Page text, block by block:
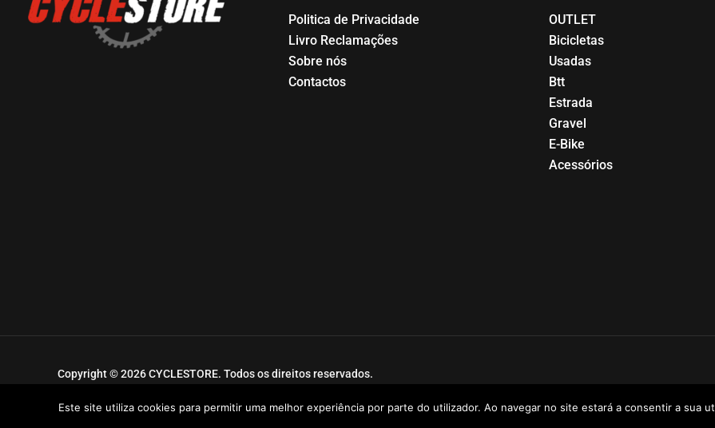
Politica de Privacidade
Livro Reclamações
Sobre nós
Contactos
OUTLET
Bicicletas
Usadas
Btt
Estrada
Gravel
E-Bike
Acessórios
Copyright © 2026 CYCLESTORE. Todos os direitos reservados.
Este site utiliza cookies para permitir uma melhor experiência por parte do utilizador. Ao navegar no site estará a consentir a sua